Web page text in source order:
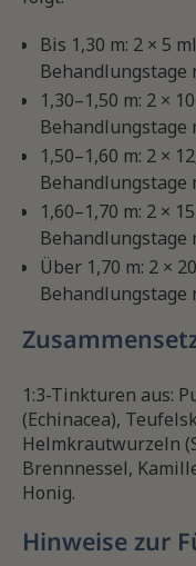
Bis 1,30 m: 2 × 5
Behandlungstage
1,30–1,50 m: 2 ×
Behandlungstage
1,50–1,60 m: 2 ×
Behandlungstage
1,60–1,70 m: 2 ×
Behandlungstage
Über 1,70 m: 2 ×
Behandlungstage
1:3-Tinkturen aus:
(Echinacea),
Helmkrautwurzeln
Brennnessel,
Honig.
Hinweise zur